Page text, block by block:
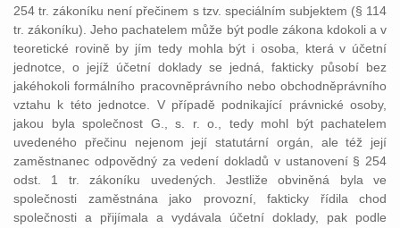
254 tr. zákoníku není přečinem s tzv. speciálním subjektem (§ 114
tr. zákoníku). Jeho pachatelem může být podle zákona kdokoli a v
teoretické rovině by jím tedy mohla být i osoba, která v účetní
jednotce, o jejíž účetní doklady se jedná, fakticky působí bez
jakéhokoli formálního pracovněprávního nebo obchodněprávního
vztahu k této jednotce. V případě podnikající právnické osoby,
jakou byla společnost G., s. r. o., tedy mohl být pachatelem
uvedeného přečinu nejenom její statutární orgán, ale též její
zaměstnanec odpovědný za vedení dokladů v ustanovení § 254
odst. 1 tr. zákoníku uvedených. Jestliže obviněná byla ve
společnosti zaměstnána jako provozní, fakticky řídila chod
společnosti a přijímala a vydávala účetní doklady, pak podle